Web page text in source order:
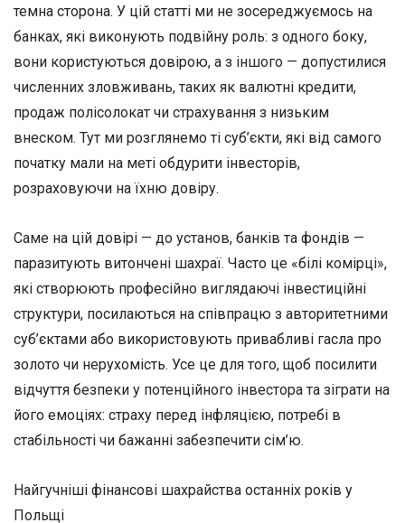
темна сторона. У цій статті ми не зосереджуємось на
банках, які виконують подвійну роль: з одного боку,
вони користуються довірою, а з іншого — допустилися
численних зловживань, таких як валютні кредити,
продаж полісолокат чи страхування з низьким
внеском. Тут ми розглянемо ті суб’єкти, які від самого
початку мали на меті обдурити інвесторів,
розраховуючи на їхню довіру.
Саме на цій довірі — до установ, банків та фондів —
паразитують витончені шахраї. Часто це «білі комірці»,
які створюють професійно виглядаючі інвестиційні
структури, посилаються на співпрацю з авторитетними
суб’єктами або використовують привабливі гасла про
золото чи нерухомість. Усе це для того, щоб посилити
відчуття безпеки у потенційного інвестора та зіграти на
його емоціях: страху перед інфляцією, потребі в
стабільності чи бажанні забезпечити сім’ю.
Найгучніші фінансові шахрайства останніх років у
Польщі